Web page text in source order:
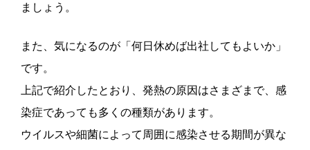
ましょう。
また、気になるのが「何日休めば出社してもよいか」
です。
上記で紹介したとおり、発熱の原因はさまざまで、感
染症であっても多くの種類があります。
ウイルスや細菌によって周囲に感染させる期間が異な